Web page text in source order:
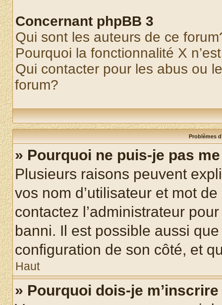
Concernant phpBB 3
Qui sont les auteurs de ce
Pourquoi la fonctionnalité X
Qui contacter pour les abus ou
forum?
Problèmes
» Pourquoi ne puis-je pas
Plusieurs raisons peuvent
vos nom d’utilisateur et mot
contactez l’administrateur
banni. Il est possible aussi
configuration de son côté, et
Haut
» Pourquoi dois-je